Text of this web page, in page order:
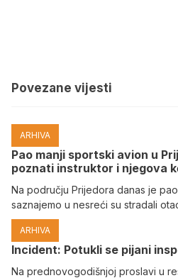
Povezane vijesti
ARHIVA
Pao manji sportski avion u
poznati instruktor i njegova
Na području Prijedora danas je
saznajemo u nesreći su stradali
ARHIVA
Incident: Potukli se pijani
Na prednovogodišnjoj proslavi u